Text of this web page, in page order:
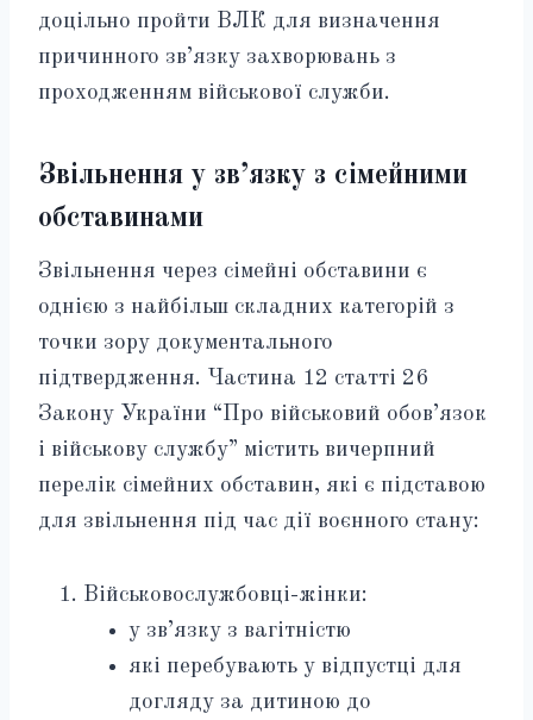
доцільно пройти ВЛК для визначення
причинного зв’язку захворювань з
проходженням військової служби.
Звільнення у зв’язку з сімейними
обставинами
Звільнення через сімейні обставини є
однією з найбільш складних категорій з
точки зору документального
підтвердження. Частина 12 статті 26
Закону України “Про військовий обов’язок
і військову службу” містить вичерпний
перелік сімейних обставин, які є підставою
для звільнення під час дії воєнного стану:
Військовослужбовці-жінки:
у зв’язку з вагітністю
які перебувають у відпустці для
догляду за дитиною до